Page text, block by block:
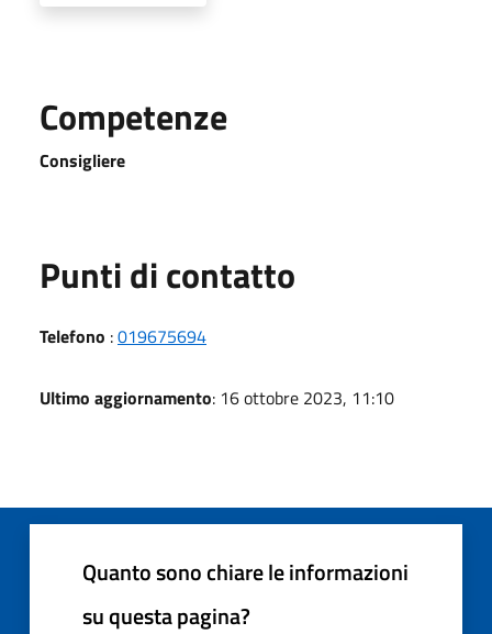
Competenze
Consigliere
Punti di contatto
Telefono :019675694
Ultimo aggiornamento: 16 ottobre 2023, 11:10
Quanto sono chiare le informazioni
su questa pagina?